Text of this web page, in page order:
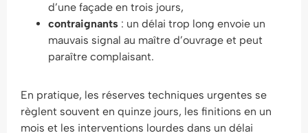
d’une façade en trois jours,
contraignants : un délai trop long envoie un
mauvais signal au maître d’ouvrage et peut
paraître complaisant.
En pratique, les réserves techniques urgentes se
règlent souvent en quinze jours, les finitions en un
mois et les interventions lourdes dans un délai